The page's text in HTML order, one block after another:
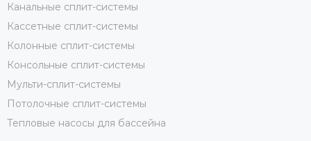
Канальные сплит-системы
Кассетные сплит-системы
Колонные сплит-системы
Консольные сплит-системы
Мульти-сплит-системы
Потолочные сплит-системы
Тепловые насосы для бассейна